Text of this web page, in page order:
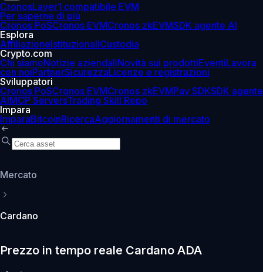
CronosLayer1 compatibile EVM
Per saperne di più
Cronos PoSCronos EVMCronos zkEVMSDK agente AI
Esplora
AffiliazioneIstituzionaliCustodia
Crypto.com
Chi siamoNotizie aziendaliNovità sui prodottiEventiLavora
con noiPartnerSicurezzaLicenze e registrazioni
Sviluppatori
Cronos PoSCronos EVMCronos zkEVMPay SDKSDK agente
AIMCP ServersTrading Skill Repo
Impara
ImparaBitcoinRicercaAggiornamenti di mercato
Mercato
Cardano
Prezzo in tempo reale Cardano ADA